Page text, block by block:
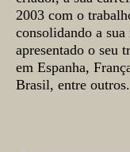
2003 com o
consolidando a
apresentado o seu
em Espanha,
Brasil, entre outros.